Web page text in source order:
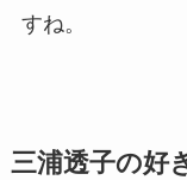
すね。
三浦透子の好